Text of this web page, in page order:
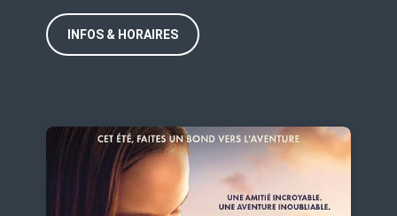
INFOS & HORAIRES